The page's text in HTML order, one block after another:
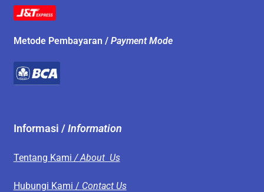
Metode Pembayaran / Payment Mode
Informasi /Information
Tentang Kami / About Us
Hubungi Kami / Contact Us